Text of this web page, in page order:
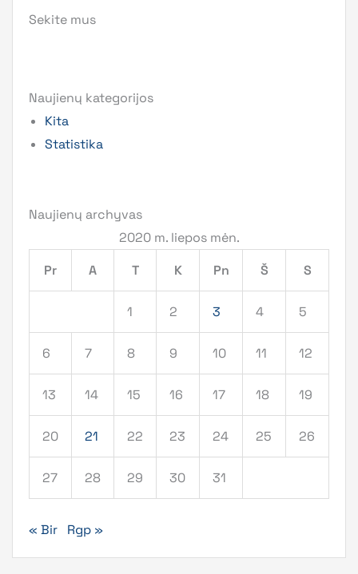
Sekite mus
Naujienų kategorijos
Kita
Statistika
Naujienų archyvas
2020 m. liepos mėn.
Pr
A T K Pn Š S
1 2 3 4 5
6 7 8 9 10 11 12
13 14 15 16 17 18 19
20 21 22 23 24 25 26
27 28 29 30 31
« Bir Rgp »